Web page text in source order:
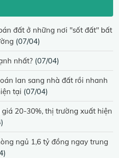
đất ở những nơi "sốt đất" bất
(07/04)
nhất? (07/04)
lan sang nhà đất rồi nhanh
tại (07/04)
20-30%, thị trường xuất hiện
ngủ 1,6 tỷ đồng ngay trung